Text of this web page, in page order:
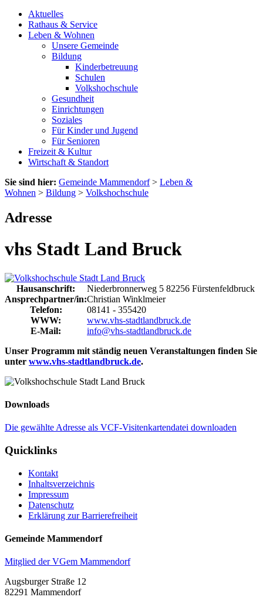
Aktuelles
Rathaus & Service
Leben & Wohnen
Unsere Gemeinde
Bildung
Kinderbetreuung
Schulen
Volkshochschule
Gesundheit
Einrichtungen
Soziales
Für Kinder und Jugend
Für Senioren
Freizeit & Kultur
Wirtschaft & Standort
Sie sind hier: Gemeinde Mammendorf> Leben &
Wohnen > Bildung > Volkshochschule
Adresse
vhs Stadt Land Bruck
Hausanschrift: Niederbronnerweg 5 82256 Fürstenfeldbruck
Ansprechpartner/in:Christian Winklmeier
Telefon:
08141 - 355420
WWW:
www.vhs-stadtlandbruck.de
E-Mail:
info@vhs-stadtlandbruck.de
Unser Programm mit ständig neuen Veranstaltungen finden Sie
unter www.vhs-stadtlandbruck.de.
Downloads
Die gewählte Adresse als VCF-Visitenkartendatei downloaden
Quicklinks
Kontakt
Inhaltsverzeichnis
Impressum
Datenschutz
Erklärung zur Barrierefreiheit
Gemeinde Mammendorf
Mitglied der VGem Mammendorf
Augsburger Straße 12
82291 Mammendorf